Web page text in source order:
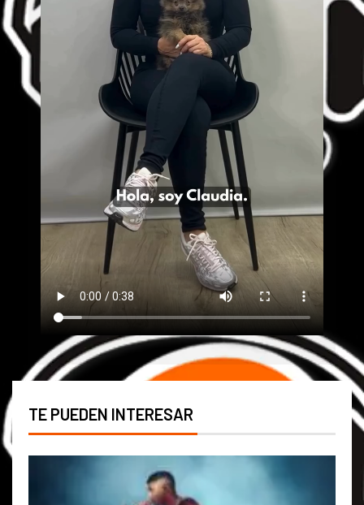
TE PUEDEN INTERESAR